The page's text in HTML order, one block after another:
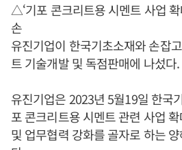
△‘기포 콘크리트용 시멘트 사업
손
유진기업이 한국기초소재와 손잡
트 기술개발 및 독점판매에 나섰다.
유진기업은 2023년 5월19일 한국
포 콘크리트용 시멘트 관련 사업
및 업무협력 강화를 골자로 하는